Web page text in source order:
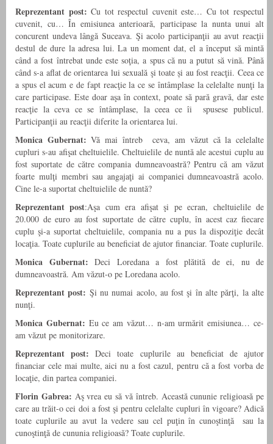
Reprezentant post: Cu tot respectul cuvenit este… Cu tot respectul
cuvenit, cu… În emisiunea anterioară, participase la nunta unui alt
concurent undeva lângă Suceava. Şi acolo participanţii au avut reacţii
destul de dure la adresa lui. La un moment dat, el a început să mintă
când a fost întrebat unde este soţia, a spus că nu a putut să vină. Până
când s-a aflat de orientarea lui sexuală şi toate și au fost reacţii. Ceea ce
a spus el acum e de fapt reacţie la ce se întâmplase la celelalte nunţi la
care participase. Este doar aşa în context, poate să pară gravă, dar este
reacţie la ceva ce se întâmplase, la ceea ce îi spusese publicul.
Participanţii au reacţii diferite la orientarea lui.
Monica Gubernat: Vă mai întreb ceva, am văzut că la celelalte
cupluri s-au afişat cheltuielile. Cheltuielile de nuntă ale acestui cuplu au
fost suportate de către compania dumneavoastră? Pentru că am văzut
foarte mulţi membri sau angajaţi ai companiei dumneavoastră acolo.
Cine le-a suportat cheltuielile de nuntă?
Reprezentant post:Aşa cum era afişat şi pe ecran, cheltuielile de
20.000 de euro au fost suportate de către cuplu, în acest caz fiecare
cuplu şi-a suportat cheltuielile, compania nu a pus la dispoziţie decât
locaţia. Toate cuplurile au beneficiat de ajutor financiar. Toate cuplurile.
Monica Gubernat: Deci Loredana a fost plătită de ei, nu de
dumneavoastră. Am văzut-o pe Loredana acolo.
Reprezentant post: Şi nu numai acolo, au fost şi în alte părţi, la alte
nunţi.
Monica Gubernat: Eu ce am văzut… n-am urmărit emisiunea… ce-
am văzut pe monitorizare.
Reprezentant post: Deci toate cuplurile au beneficiat de ajutor
financiar cele mai multe, aici nu a fost cazul, pentru că a fost vorba de
locaţie, din partea companiei.
Florin Gabrea: Aş vrea eu să vă întreb. Această cununie religioasă pe
care au trăit-o cei doi a fost şi pentru celelalte cupluri în vigoare? Adică
toate cuplurile au avut la vedere sau cel puţin în cunoştinţă sau la
cunoştinţă de cununia religioasă? Toate cuplurile.